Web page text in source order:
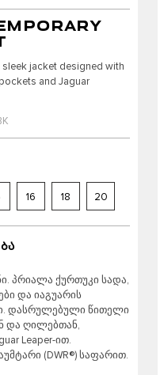
jacket designed with
and Jaguar
16 18 20
პრიალა ქურთუკი სადა,
და იაგუარის
დასრულებული წითელი
და ღილებთან,
Leaper-ით.
(DWR®) საფარით.